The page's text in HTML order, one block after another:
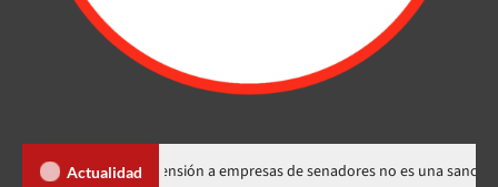
Actualidad
dice suspensión a empresas de senadores no es una sanción